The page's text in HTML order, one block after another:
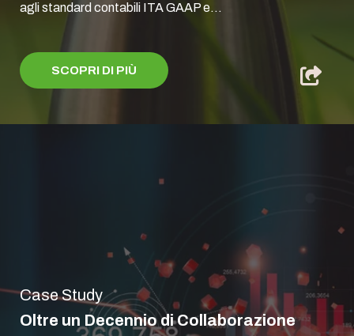
agli standard contabili ITA GAAP e...
SCOPRI DI PIÙ
Case Study
Oltre un Decennio di Collaborazione